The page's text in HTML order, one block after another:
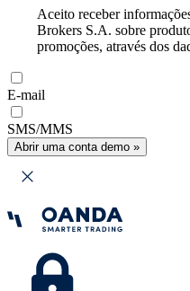
Aceito receber
Brokers S.A. sobre
promoções, através dos
E-mail
SMS/MMS
Abrir uma conta demo »